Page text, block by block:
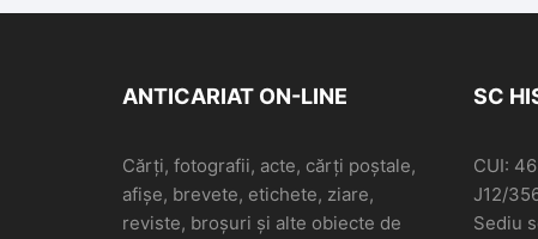
ANTICARIAT ON-LINE
Cărți, fotografii, acte, cărți poștale,
afișe, brevete, etichete, ziare,
reviste, broșuri și alte obiecte de
SC
CUI:
J12/
Sediu